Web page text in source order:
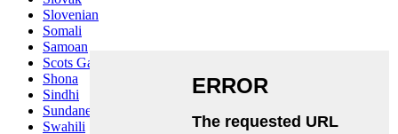
Slovenian
Somali
Samoan
Scots Gaelic
Shona
Sindhi
Sundanese
Swahili